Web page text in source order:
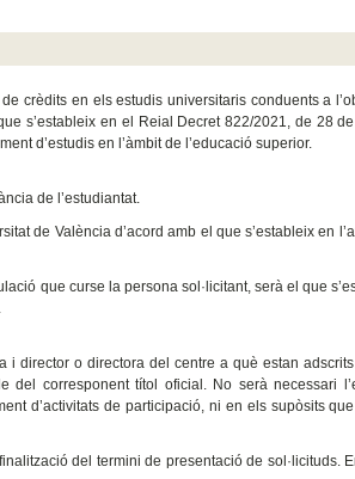
crèdits en els estudis universitaris conduents a
s’estableix en el Reial Decret 822/2021, de 28
d’estudis en l’àmbit de l’educació superior.
de l’estudiantat.
de València d’acord amb el que s’estableix en
que curse la persona sol·licitant, serà el que
director o directora del centre a què estan
del corresponent títol oficial. No serà necessari
d’activitats de participació, ni en els supòsits
del termini de presentació de sol·licituds.